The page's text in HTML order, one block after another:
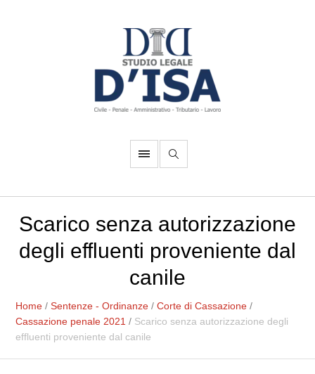
Scarico senza autorizzazione
degli effluenti proveniente dal
canile
Home /Sentenze - Ordinanze /Corte di Cassazione /
Cassazione penale 2021 / Scarico senza autorizzazione degli
effluenti proveniente dal canile